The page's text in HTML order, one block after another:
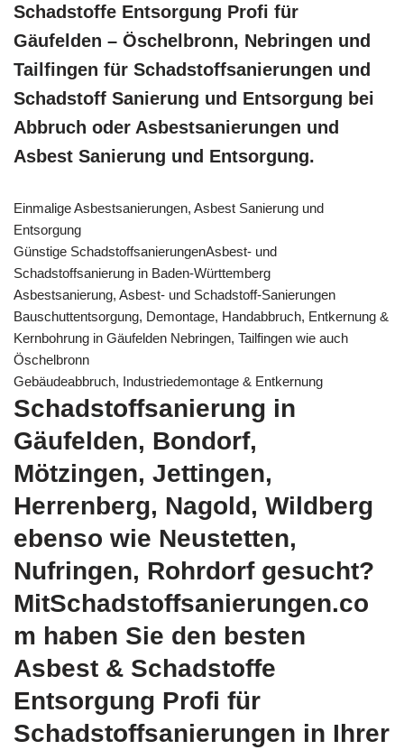
Schadstoffe Entsorgung Profi für
Gäufelden – Öschelbronn, Nebringen und
Tailfingen für Schadstoffsanierungen und
Schadstoff Sanierung und Entsorgung bei
Abbruch oder Asbestsanierungen und
Asbest Sanierung und Entsorgung.
Einmalige Asbestsanierungen, Asbest Sanierung und
Entsorgung
Günstige SchadstoffsanierungenAsbest- und
Schadstoffsanierung in Baden-Württemberg
Asbestsanierung, Asbest- und Schadstoff-Sanierungen
Bauschuttentsorgung, Demontage, Handabbruch, Entkernung &
Kernbohrung in Gäufelden Nebringen, Tailfingen wie auch
Öschelbronn
Gebäudeabbruch, Industriedemontage & Entkernung
Schadstoffsanierung in
Gäufelden, Bondorf,
Mötzingen, Jettingen,
Herrenberg, Nagold, Wildberg
ebenso wie Neustetten,
Nufringen, Rohrdorf gesucht?
MitSchadstoffsanierungen.co
m haben Sie den besten
Asbest & Schadstoffe
Entsorgung Profi für
Schadstoffsanierungen in Ihrer